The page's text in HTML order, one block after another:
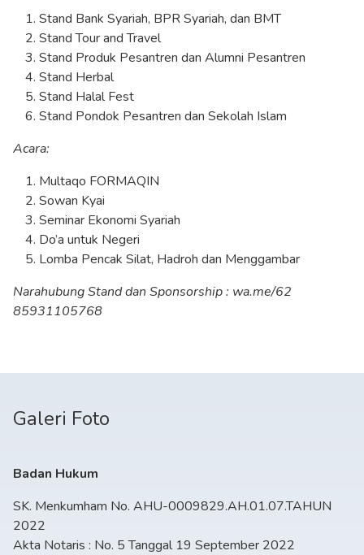
Stand Bank Syariah, BPR Syariah, dan BMT
Stand Tour and Travel
Stand Produk Pesantren dan Alumni Pesantren
Stand Herbal
Stand Halal Fest
Stand Pondok Pesantren dan Sekolah Islam
Acara:
Multaqo FORMAQIN
Sowan Kyai
Seminar Ekonomi Syariah
Do’a untuk Negeri
Lomba Pencak Silat, Hadroh dan Menggambar
Narahubung Stand dan Sponsorship : wa.me/62
85931105768
Galeri Foto
Badan Hukum
SK. Menkumham No. AHU-0009829.AH.01.07.TAHUN
2022
Akta Notaris : No. 5 Tanggal 19 September 2022